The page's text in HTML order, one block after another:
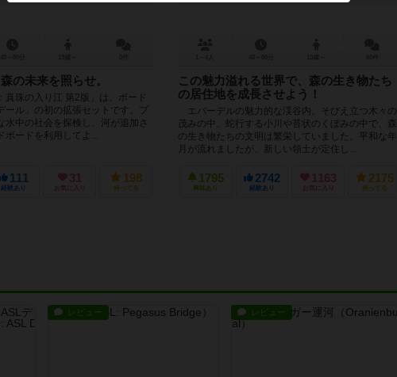
の未来を照らせ。
真珠の入り江 第2版」は、ボード
ール」の初の拡張セットです。プ
水中の社会を探検し、河が追加さ
ードを利用してよ...
111
経験あり
31
お気に入り
198
持ってる
この魅力溢れる世界で、森の生き物たち
の居住地を成長させよう！
エバーデルの魅力的な渓谷内。そびえ立つ木々の
茂みの中、蛇行する小川や苔状のくぼみの中で、森
の生き物たちの文明は繁栄していました。平和な年
月が流れましたが、新しい領土が定住し...
1795
興味あり
2742
経験あり
1163
お気に入り
2175
持ってる
レビュー レビュー